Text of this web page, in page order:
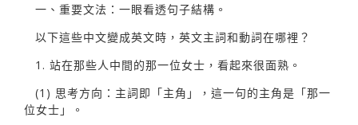
一、重要文法：一眼看透句子結構。
以下這些中文變成英文時，英文主詞和動詞在哪裡？
1. 站在那些人中間的那一位女士，看起來很面熟。
(1) 思考方向：主詞即「主角」，這一句的主角是「那一
位女士」。